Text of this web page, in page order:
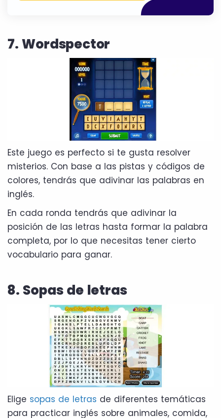
7. Wordspector
Este juego es perfecto si te gusta resolver
misterios. Con base a las pistas y códigos de
colores, tendrás que adivinar las palabras en
inglés.
En cada ronda tendrás que adivinar la
posición de las letras hasta formar la palabra
completa, por lo que necesitas tener cierto
vocabulario para ganar.
8. Sopas de letras
Elige sopas de letras de diferentes temáticas
para practicar inglés sobre animales, comida,